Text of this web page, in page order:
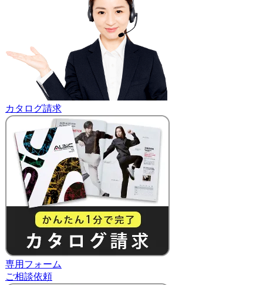
カタログ請求
専用フォーム
ご相談依頼